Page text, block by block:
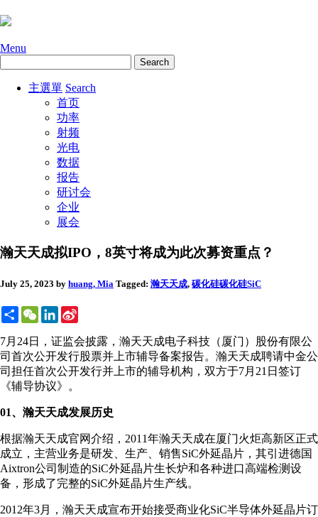
Menu
主選單 Search
首页
功率
射频
光电
数据
报告
研讨会
企业
展会
瀚天天成拟IPO，8英寸将成为此次募资重点？
July 25, 2023 by huang, Mia Tagged: 瀚天天成, 碳化硅碳化硅SiC
ShareWeChatLinkedIn
7月24日，证监会披露，瀚天天成电子科技（厦门）股份有限公
司首次公开发行股票并上市辅导备案报告。瀚天天成聘请中金公
司担任首次公开发行并上市的辅导机构，双方于7月21日签订
《辅导协议》。
01、瀚天天成发展历史
根据瀚天天成官网介绍，2011年瀚天天成在厦门火炬高新区正式
成立，主营业务是研发、生产、销售SiC外延晶片，其引进德国
Aixtron公司制造的SiC外延晶片生长炉和各种进口高端检测设
备，形成了完整的SiC外延晶片生产线。
2012年3月，瀚天天成宣布开始接受商业化SiC半导体外延晶片订